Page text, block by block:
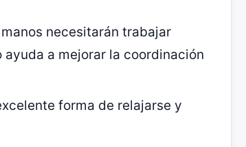
manos necesitarán trabajar
a mejorar la coordinación
forma de relajarse y